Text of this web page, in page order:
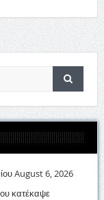
August 6, 2026
κατέκαψε